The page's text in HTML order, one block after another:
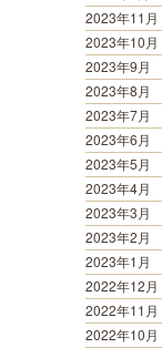
2023年11月
2023年10月
2023年9月
2023年8月
2023年7月
2023年6月
2023年5月
2023年4月
2023年3月
2023年2月
2023年1月
2022年12月
2022年11月
2022年10月